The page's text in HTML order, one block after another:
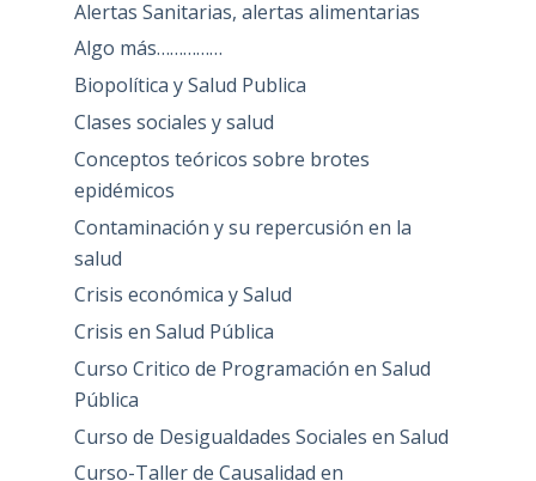
Alertas Sanitarias, alertas alimentarias
Algo más……………
Biopolítica y Salud Publica
Clases sociales y salud
Conceptos teóricos sobre brotes
epidémicos
Contaminación y su repercusión en la
salud
Crisis económica y Salud
Crisis en Salud Pública
Curso Critico de Programación en Salud
Pública
Curso de Desigualdades Sociales en Salud
Curso-Taller de Causalidad en